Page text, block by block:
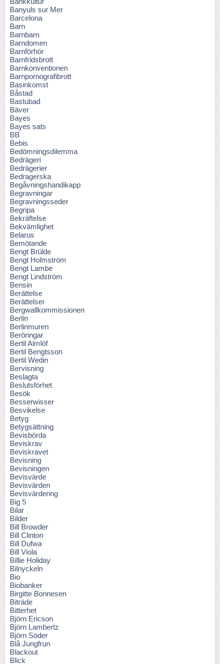
Banyuls sur Mer
Barcelona
Barn
Barnbarn
Barndomen
Barnförhör
Barnfridsbrott
Barnkonventionen
Barnpornografibrott
Basinkomst
Båstad
Bastubad
Bäver
Bayes
Bayes sats
BB
Bebis
Bedömningsdilemma
Bedrägeri
Bedrägerier
Bedragerska
Begåvningshandikapp
Begravningar
Begravningsseder
Begripa
Bekräftelse
Bekvämlighet
Belarus
Bemötande
Bengt Brülde
Bengt Holmström
Bengt Lambe
Bengt Lindström
Bensin
Berättelse
Berättelser
Bergwallkommissionen
Berlin
Berlinmuren
Beröringar
Bertil Almlöf
Bertil Bengtsson
Bertil Wedin
Bervisning
Beslagta
Beslutsförhet
Besök
Besserwisser
Besvikelse
Betyg
Betygsättning
Bevisbörda
Beviskrav
Beviskravet
Bevisning
Bevisningen
Bevisvärde
Bevisvärden
Bevisvärdering
Big 5
Bilar
Bilder
Bill Browder
Bill Clinton
Bill Dufwa
Bill Viola
Billie Holiday
Bilnyckeln
Bio
Biobanker
Birgitte Bonnesen
Biträde
Bitterhet
Björn Ericson
Björn Lambertz
Björn Söder
Blå Jungfrun
Blackout
Blick